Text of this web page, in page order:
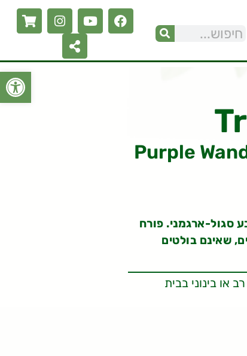
פתח
סגול-ארגמני. פורח
שאינם בולטים
בינוני בבית